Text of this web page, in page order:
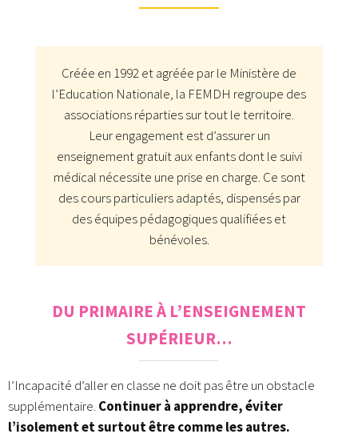
Créée en 1992 et agréée par le Ministère de
l’Education Nationale, la FEMDH regroupe des
associations réparties sur tout le territoire.
Leur engagement est d’assurer un
enseignement gratuit aux enfants dont le suivi
médical nécessite une prise en charge. Ce sont
des cours particuliers adaptés, dispensés par
des équipes pédagogiques qualifiées et
bénévoles.
DU PRIMAIRE À L’ENSEIGNEMENT
SUPÉRIEUR…
l’Incapacité d’aller en classe ne doit pas être un obstacle
supplémentaire. Continuer à apprendre, éviter
l’isolement et surtout être comme les autres.